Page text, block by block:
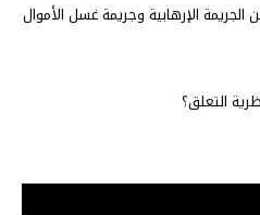
الجريمة الإرهابية وجريمة غسل الأموال
التعلق؟